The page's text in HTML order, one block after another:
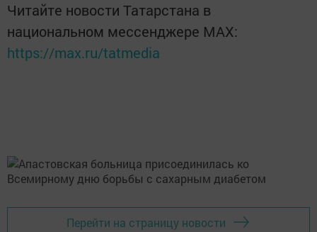
Читайте новости Татарстана в
национальном мессенджере MАХ:
https://max.ru/tatmedia
Перейти на страницу новости